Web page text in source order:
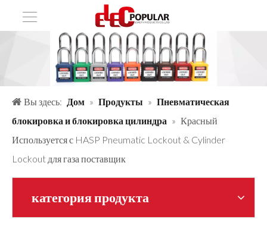
Вы здесь: Дом » Продукты » Пневматическая
блокировка и блокировка цилиндра » Красный
Используется с HASP Pneumatic Lockout & Cylinder
Lockout для газа поставщик
категория продукта